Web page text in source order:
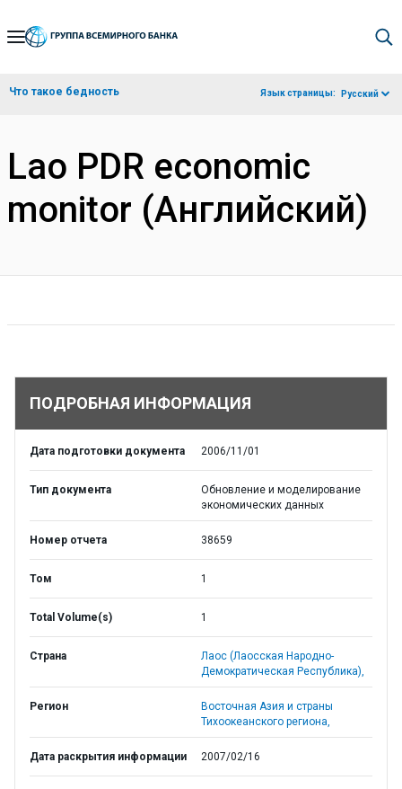
Skip
Navigation
Что такое бедность Язык страницы: Русский
Lao PDR economic
monitor (Английский)
ПОДРОБНАЯ ИНФОРМАЦИЯ
Дата подготовки документа 2006/11/01
Тип документа
Обновление и моделирование
экономических данных
Номер отчета 38659
Том 1
Total Volume(s) 1
Страна
Лаос (Лаосская Народно-
Демократическая Республика),
Регион
Восточная Азия и страны
Тихоокеанского региона,
Дата раскрытия информации 2007/02/16